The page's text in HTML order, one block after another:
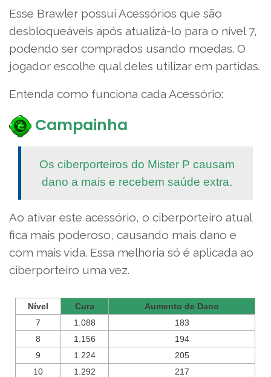
Esse Brawler possui Acessórios que são
desbloqueáveis após atualizá-lo para o nível 7,
podendo ser comprados usando moedas. O
jogador escolhe qual deles utilizar em partidas.
Entenda como funciona cada Acessório:
Campainha
Os ciberporteiros do Mister P causam
dano a mais e recebem saúde extra.
Ao ativar este acessório, o ciberporteiro atual
fica mais poderoso, causando mais dano e
com mais vida. Essa melhoria só é aplicada ao
ciberporteiro uma vez.
Nível Cura
Aumento de Dano
7
1.088
183
8
1.156
194
9
1.224
205
10
1.292
217